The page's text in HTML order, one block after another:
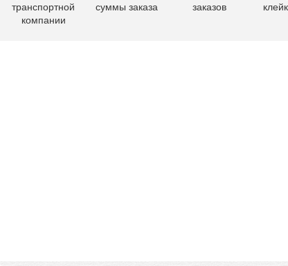
транспортной
компании
суммы заказа
заказов